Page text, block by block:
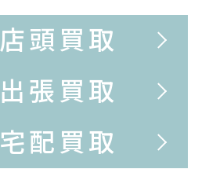
店頭買取
出張買取
宅配買取